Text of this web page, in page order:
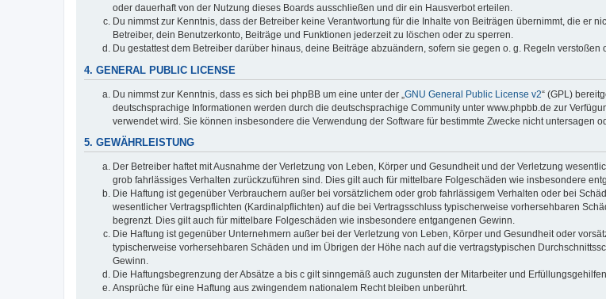
oder dauerhaft von der Nutzung dieses Boards ausschließen und dir ein Hausverbot erteilen.
Du nimmst zur Kenntnis, dass der Betreiber keine Verantwortung für die Inhalte von Beiträgen übernimmt, die er
Betreiber, dein Benutzerkonto, Beiträge und Funktionen jederzeit zu löschen oder zu sperren.
Du gestattest dem Betreiber darüber hinaus, deine Beiträge abzuändern, sofern sie gegen o. g. Regeln
4. GENERAL PUBLIC LICENSE
Du nimmst zur Kenntnis, dass es sich bei phpBB um eine unter der „ GNU General Public License v2“ (GPL)
deutschsprachige Informationen werden durch die deutschsprachige Community unter www.phpbb.de zur
verwendet wird. Sie können insbesondere die Verwendung der Software für bestimmte Zwecke nicht untersagen
5. GEWÄHRLEISTUNG
Der Betreiber haftet mit Ausnahme der Verletzung von Leben, Körper und Gesundheit und der Verletzung
grob fahrlässiges Verhalten zurückzuführen sind. Dies gilt auch für mittelbare Folgeschäden wie insbesondere
Die Haftung ist gegenüber Verbrauchern außer bei vorsätzlichem oder grob fahrlässigem Verhalten oder bei
wesentlicher Vertragspflichten (Kardinalpflichten) auf die bei Vertragsschluss typischerweise vorhersehbaren
begrenzt. Dies gilt auch für mittelbare Folgeschäden wie insbesondere entgangenen Gewinn.
Die Haftung ist gegenüber Unternehmern außer bei der Verletzung von Leben, Körper und Gesundheit oder
typischerweise vorhersehbaren Schäden und im Übrigen der Höhe nach auf die vertragstypischen
Gewinn.
Die Haftungsbegrenzung der Absätze a bis c gilt sinngemäß auch zugunsten der Mitarbeiter und
Ansprüche für eine Haftung aus zwingendem nationalem Recht bleiben unberührt.